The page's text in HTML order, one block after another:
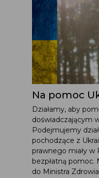
Na pomoc
Działamy, aby
doświadczającym
Podejmujemy
pochodzące z
prawnego miały
bezpłatną
do Ministra